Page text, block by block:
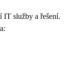
služby a řešení.